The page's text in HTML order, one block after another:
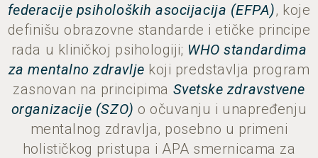
federacije psiholoških asocijacija (EFPA), koje
definišu obrazovne standarde i etičke principe
rada u kliničkoj psihologiji; WHO standardima
za mentalno zdravlje koji predstavlja program
zasnovan na principima Svetske zdravstvene
organizacije (SZO) o očuvanju i unapređenju
mentalnog zdravlja, posebno u primeni
holističkog pristupa i APA smernicama za